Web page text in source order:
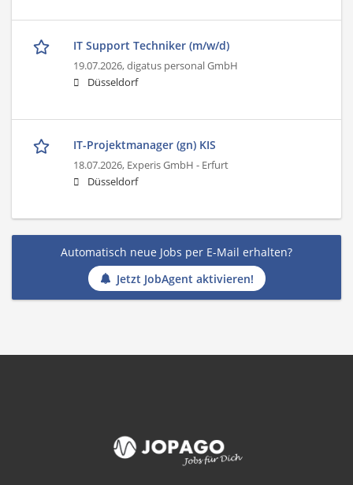
IT Support Techniker (m/w/d)
19.07.2026,digatus personal GmbH
Düsseldorf
IT-Projektmanager (gn) KIS
18.07.2026, Experis GmbH - Erfurt
Düsseldorf
Automatisch neue Jobs per E-Mail erhalten?
Jetzt JobAgent aktivieren!